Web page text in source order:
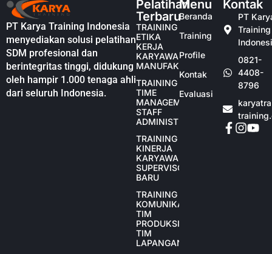
PT Karya Training Indonesia
menyediakan solusi pelatihan
SDM profesional dan
berintegritas tinggi, didukung
oleh hampir 1.000 tenaga ahli
dari seluruh Indonesia.
Pelatihan
Terbaru
TRAINING
ETIKA
KERJA
KARYAWAN
MANUFAKTUR
TRAINING
TIME
MANAGEMENT
STAFF
ADMINISTRASI
TRAINING
KINERJA
KARYAWAN
SUPERVISOR
BARU
TRAINING
KOMUNIKASI
TIM
PRODUKSI
TIM
LAPANGAN
Menu
Beranda
Training
Profile
Kontak
Evaluasi
Kontak
PT
Training
0821-
4408-
8796